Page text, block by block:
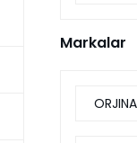
Markalar